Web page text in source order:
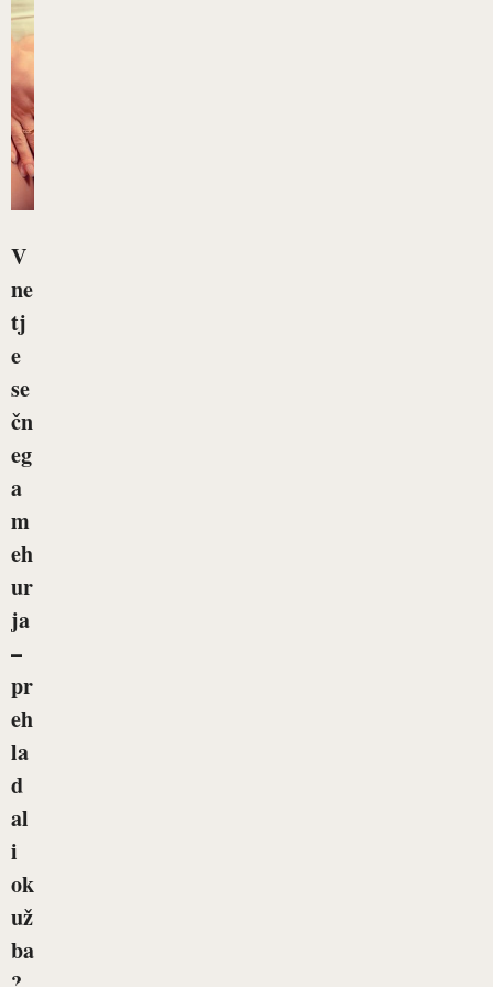
V
ne
tj
e
se
čn
eg
a
m
eh
ur
ja
–
pr
eh
la
d
al
i
ok
už
ba